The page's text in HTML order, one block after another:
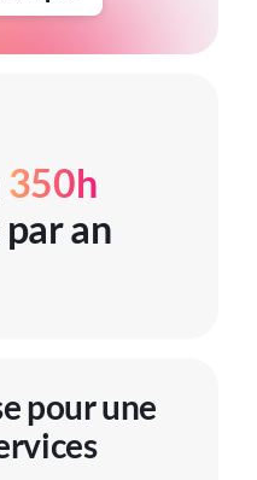
350h
an
pour une